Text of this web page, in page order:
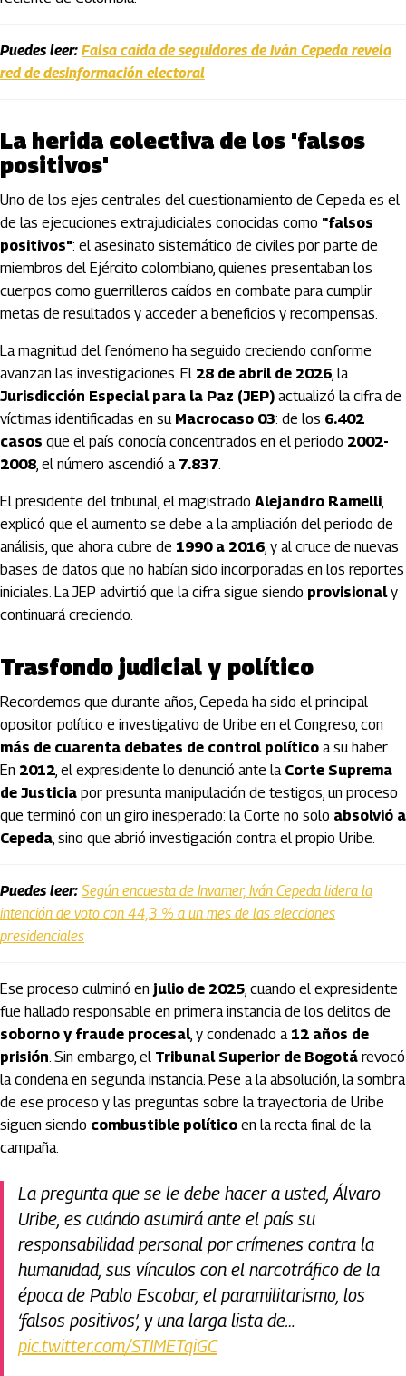
Puedes leer: Falsa caída de seguidores de Iván Cepeda revela
red de desinformación electoral
La herida colectiva de los 'falsos
positivos'
Uno de los ejes centrales del cuestionamiento de Cepeda es el
de las ejecuciones extrajudiciales conocidas como "falsos
positivos": el asesinato sistemático de civiles por parte de
miembros del Ejército colombiano, quienes presentaban los
cuerpos como guerrilleros caídos en combate para cumplir
metas de resultados y acceder a beneficios y recompensas.
La magnitud del fenómeno ha seguido creciendo conforme
avanzan las investigaciones. El 28 de abril de 2026, la
Jurisdicción Especial para la Paz (JEP) actualizó la cifra de
víctimas identificadas en su Macrocaso 03: de los 6.402
casos que el país conocía concentrados en el periodo 2002-
2008, el número ascendió a 7.837.
El presidente del tribunal, el magistrado Alejandro Ramelli,
explicó que el aumento se debe a la ampliación del periodo de
análisis, que ahora cubre de 1990 a 2016, y al cruce de nuevas
bases de datos que no habían sido incorporadas en los reportes
iniciales. La JEP advirtió que la cifra sigue siendo provisionaly
continuará creciendo.
Trasfondo judicial y político
Recordemos que durante años, Cepeda ha sido el principal
opositor político e investigativo de Uribe en el Congreso, con
más de cuarenta debates de control político a su haber.
En 2012, el expresidente lo denunció ante la Corte Suprema
de Justicia por presunta manipulación de testigos, un proceso
que terminó con un giro inesperado: la Corte no solo absolvió a
Cepeda, sino que abrió investigación contra el propio Uribe.
Puedes leer: Según encuesta de Invamer, Iván Cepeda lidera la
intención de voto con 44,3 % a un mes de las elecciones
presidenciales
Ese proceso culminó en julio de 2025, cuando el expresidente
fue hallado responsable en primera instancia de los delitos de
soborno y fraude procesal, y condenado a 12 años de
prisión. Sin embargo, el Tribunal Superior de Bogotá revocó
la condena en segunda instancia. Pese a la absolución, la sombra
de ese proceso y las preguntas sobre la trayectoria de Uribe
siguen siendo combustible político en la recta final de la
campaña.
La pregunta que se le debe hacer a usted, Álvaro
Uribe, es cuándo asumirá ante el país su
responsabilidad personal por crímenes contra la
humanidad, sus vínculos con el narcotráfico de la
época de Pablo Escobar, el paramilitarismo, los
‘falsos positivos’, y una larga lista de…
pic.twitter.com/STIMETqiGC